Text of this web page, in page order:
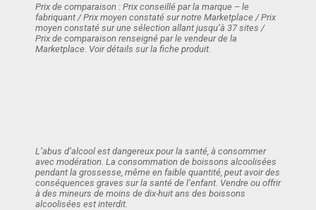
Prix de comparaison : Prix conseillé par la marque – le
fabriquant / Prix moyen constaté sur notre Marketplace / Prix
moyen constaté sur une sélection allant jusqu’à 37 sites /
Prix de comparaison renseigné par le vendeur de la
Marketplace. Voir détails sur la fiche produit.
L’abus d’alcool est dangereux pour la santé, à consommer
avec modération. La consommation de boissons alcoolisées
pendant la grossesse, même en faible quantité, peut avoir des
conséquences graves sur la santé de l’enfant. Vendre ou offrir
à des mineurs de moins de dix-huit ans des boissons
alcoolisées est interdit.